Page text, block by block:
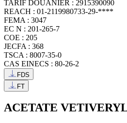
TARIF DOUANIER : 2915390090
REACH : 01-2119980733-29-****
FEMA : 3047
EC N : 201-265-7
COE : 205
JECFA : 368
TSCA : 8007-35-0
CAS EINECS : 80-26-2
FDS
FT
ACETATE